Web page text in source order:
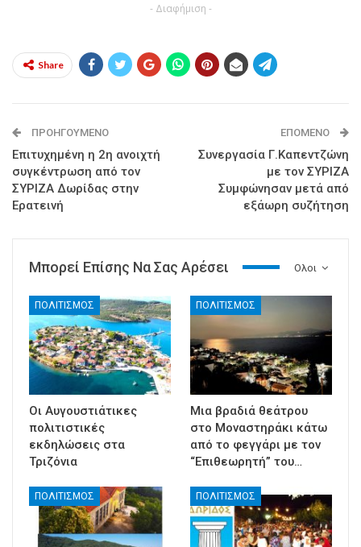
- Διαφήμιση -
Share
ΠΡΟΗΓΟΎΜΕΝΟ
Επιτυχημένη η 2η ανοιχτή
συγκέντρωση από τον
ΣΥΡΙΖΑ Δωρίδας στην
Ερατεινή
ΕΠΌΜΕΝΟ
Συνεργασία Γ.Καπεντζώνη
με τον ΣΥΡΙΖΑ
Συμφώνησαν μετά από
εξάωρη συζήτηση
Ολοι
Μπορεί Επίσης Να Σας Αρέσει
ΠΟΛΙΤΙΣΜΟΣ
Οι Αυγουστιάτικες
πολιτιστικές
εκδηλώσεις στα
Τριζόνια
ΠΟΛΙΤΙΣΜΟΣ
Μια βραδιά θεάτρου
στο Μοναστηράκι κάτω
από το φεγγάρι με τον
“Επιθεωρητή” του…
ΠΟΛΙΤΙΣΜΟΣ ΠΟΛΙΤΙΣΜΟΣ